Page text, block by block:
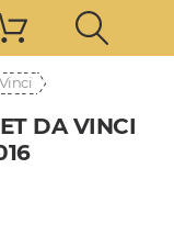
DA VINCI